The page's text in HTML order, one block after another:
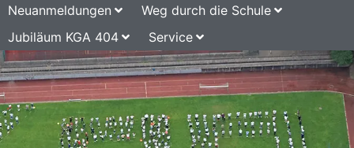
Neuanmeldungen
Weg durch die Schule
Jubiläum KGA 404
Service